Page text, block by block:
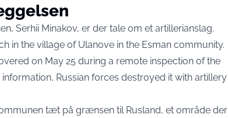
Serhii Minakov, er der tale om et artillerianslag.
in the village of Ulanove in the Esman community.
on May 25 during a remote inspection of the
Russian forces destroyed it with artillery
tæt på grænsen til Rusland, et område der